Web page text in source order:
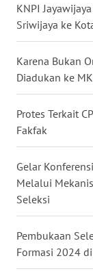
KNPI
Sriwijaya ke
Karena Bukan
Diadukan ke MK
Protes Terkait
Fakfak
Gelar
Melalui
Seleksi
Pembukaan
Formasi 2024
BALI
KALBAR
WN
KALTENG
WN
KALTARA
WN
KALSEL
WN